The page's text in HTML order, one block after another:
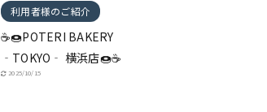
利用者様のご紹介
☕🍩POTERI BAKERY
‐TOKYO‐ 横浜店🍩☕
2025/10/15